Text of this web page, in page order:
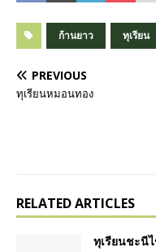
ก้านยาว ทุเรียน
PREVIOUS
ทุเรียนหมอนทอง
RELATED ARTICLES
ทุเรียนชะนี